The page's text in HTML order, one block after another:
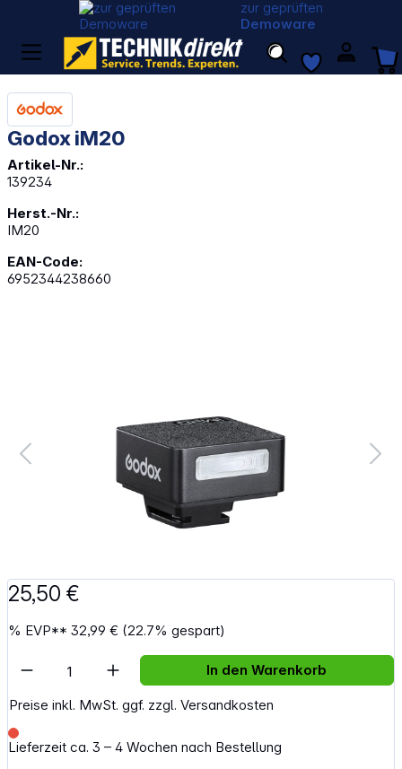
zur geprüften
Demoware
Godox iM20
Artikel-Nr.:
139234
Herst.-Nr.:
IM20
EAN-Code:
6952344238660
25,50 €
% EVP**32,99 € (22.7% gespart)
Preise inkl. MwSt. ggf. zzgl. Versandkosten
Lieferzeit ca. 3 – 4 Wochen nach Bestellung
Artikel Anzahl: Gib den gewünschten
In den Warenkorb